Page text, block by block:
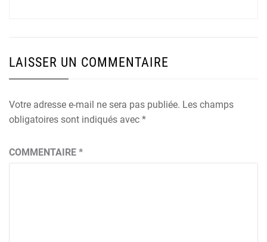
LAISSER UN COMMENTAIRE
Votre adresse e-mail ne sera pas publiée. Les champs
obligatoires sont indiqués avec *
COMMENTAIRE *